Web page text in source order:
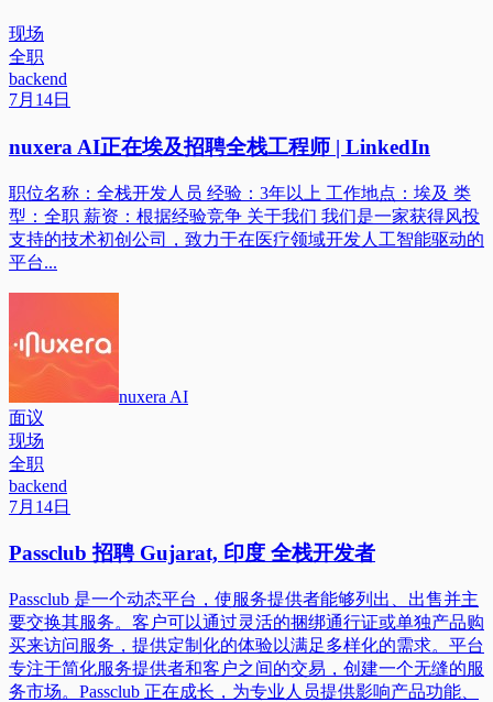
现场
全职
backend
7月14日
nuxera AI正在埃及招聘全栈工程师 | LinkedIn
职位名称：全栈开发人员 经验：3年以上 工作地点：埃及 类
型：全职 薪资：根据经验竞争 关于我们 我们是一家获得风投
支持的技术初创公司，致力于在医疗领域开发人工智能驱动的
平台...
nuxera AI
面议
现场
全职
backend
7月14日
Passclub 招聘 Gujarat, 印度 全栈开发者
Passclub 是一个动态平台，使服务提供者能够列出、出售并主
要交换其服务。客户可以通过灵活的捆绑通行证或单独产品购
买来访问服务，提供定制化的体验以满足多样化的需求。平台
专注于简化服务提供者和客户之间的交易，创建一个无缝的服
务市场。Passclub 正在成长，为专业人员提供影响产品功能、